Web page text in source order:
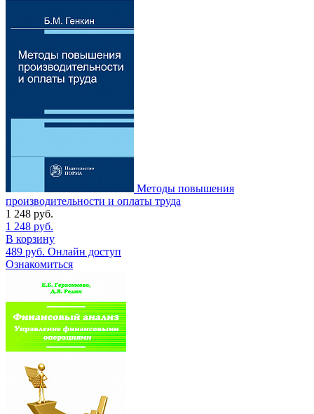
Методы повышения
производительности и оплаты труда
1 248 руб.
1 248 руб.
В корзину
489 руб. Онлайн доступ
Ознакомиться